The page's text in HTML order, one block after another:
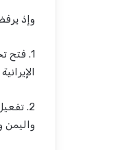
وإذ
1. فتح
2.
واليمن